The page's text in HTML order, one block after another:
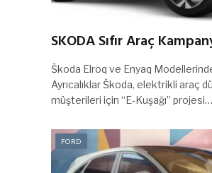
SKODA Sıfır Araç
Škoda Elroq ve Enyaq
Ayrıcalıklar Škoda, elektrikli araç
müşterileri için “E-Kuşağı” projesi…
FORD